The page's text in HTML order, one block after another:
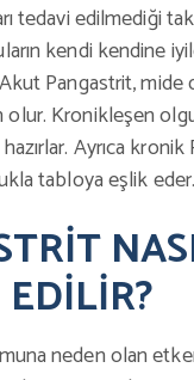
tedavi edilmediği
kendi kendine
Pangastrit, mide
olur. Kronikleşen
Ayrıca
tabloya eşlik eder.
neden olan